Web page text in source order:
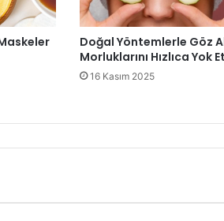
Doğal Yöntemlerle Göz
Morluklarını Hızlıca Yok
16 Kasım 2025